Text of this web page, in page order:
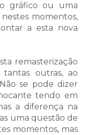
gráfico ou uma
momentos,
a esta nova
remasterização
outras, ao
se pode dizer
tendo em
a diferença na
uma questão de
momentos, mas